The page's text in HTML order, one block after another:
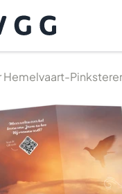
Hemelvaart-